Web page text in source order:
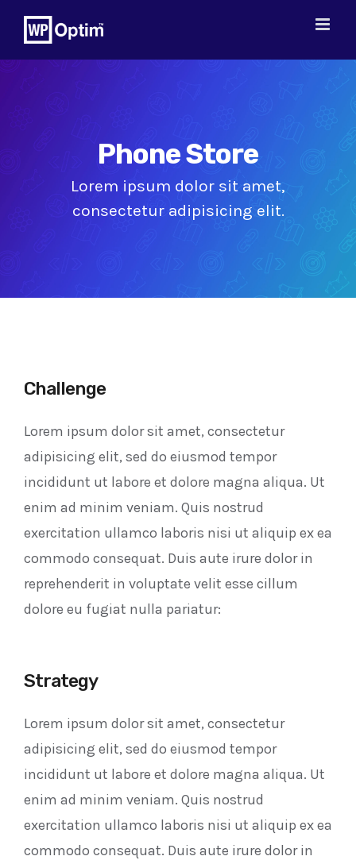
Skip
content
Phone Store
Lorem ipsum dolor sit amet,
consectetur adipisicing elit.
Challenge
Lorem ipsum dolor sit amet, consectetur
adipisicing elit, sed do eiusmod tempor
incididunt ut labore et dolore magna aliqua. Ut
enim ad minim veniam. Quis nostrud
exercitation ullamco laboris nisi ut aliquip ex ea
commodo consequat. Duis aute irure dolor in
reprehenderit in voluptate velit esse cillum
dolore eu fugiat nulla pariatur:
Strategy
Lorem ipsum dolor sit amet, consectetur
adipisicing elit, sed do eiusmod tempor
incididunt ut labore et dolore magna aliqua. Ut
enim ad minim veniam. Quis nostrud
exercitation ullamco laboris nisi ut aliquip ex ea
commodo consequat. Duis aute irure dolor in